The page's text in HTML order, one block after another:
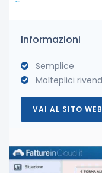
Informazioni
Semplice
Molteplici
VAI AL SITO